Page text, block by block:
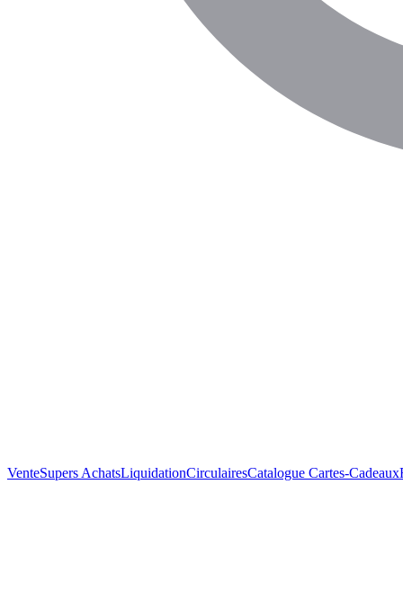
VenteSupers AchatsLiquidationCirculairesCatalogue Cartes-Cadeaux